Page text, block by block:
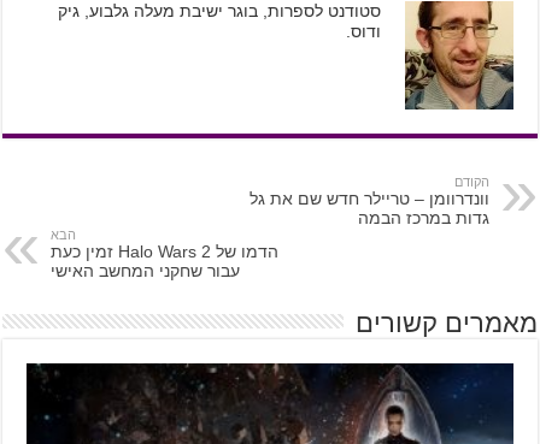
סטודנט לספרות, בוגר ישיבת מעלה גלבוע, גיק
ודוס.
הקודם
וונדרוומן – טריילר חדש שם את גל
גדות במרכז הבמה
הבא
הדמו של Halo Wars 2 זמין כעת
עבור שחקני המחשב האישי
מאמרים קשורים